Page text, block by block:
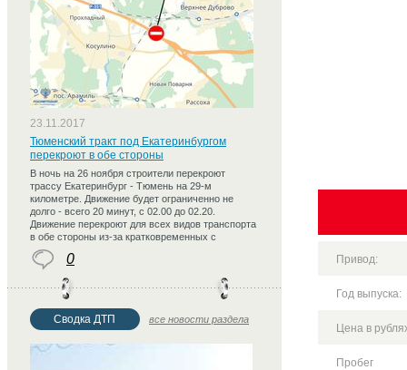
Привод:
Год выпуска:
Цена в
Пробег
23.11.2017
Тюменский тракт под Екатеринбургом
перекроют в обе стороны
В ночь на 26 ноября строители перекроют
трассу Екатеринбург - Тюмень на 29-м
километре. Движение будет ограниченно не
долго - всего 20 минут, с 02.00 до 02.20.
Движение перекроют для всех видов транспорта
в обе стороны из-за кратковременных с
0
Сводка ДТП все новости раздела